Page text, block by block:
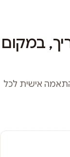
במקום
אישית לכל